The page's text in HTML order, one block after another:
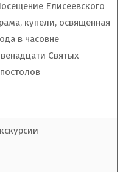
Елисеевского
купели, освященная
в часовне
Святых